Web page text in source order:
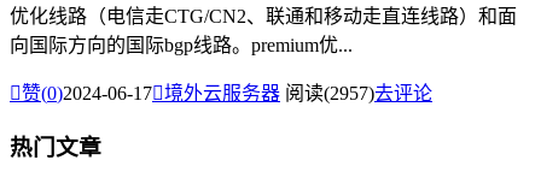
优化线路（电信走CTG/CN2、联通和移动走直连线路）和面
向国际方向的国际bgp线路。premium优...
赞(0)2024-06-17境外云服务器 阅读(2957)去评论
热门文章